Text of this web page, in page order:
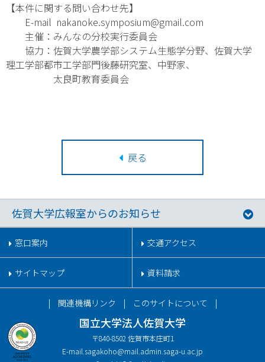
【本件に関する問い合わせ先】
E-mail nakanoke.symposium@gmail.com
主催：みんなの分校実行委員会
協力：佐賀大学農学部システム生態学分野、佐賀大学
理工学部都市工学部門後藤研究室、中野家、
太良町教育委員会
戻る
佐賀大学広報室からのお知らせ
窓口案内 交通アクセス
サイトマップ 資料請求
国立大学法人佐賀大学
〒840-8502 佐賀市本庄町1
E-mail.sagakoho@mail.admin.saga-u.ac.jp
関連機構リンク このサイトについて